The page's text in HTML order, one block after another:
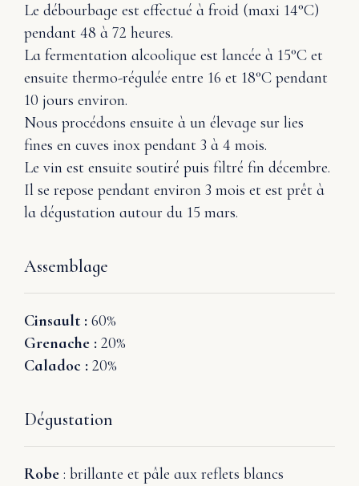
Le débourbage est effectué à froid (maxi 14°C)
pendant 48 à 72 heures.
La fermentation alcoolique est lancée à 15°C et
ensuite thermo-régulée entre 16 et 18°C pendant
10 jours environ.
Nous procédons ensuite à un élevage sur lies
fines en cuves inox pendant 3 à 4 mois.
Le vin est ensuite soutiré puis filtré fin décembre.
Il se repose pendant environ 3 mois et est prêt à
la dégustation autour du 15 mars.
Assemblage
Cinsault : 60%
Grenache : 20%
Caladoc : 20%
Dégustation
Robe : brillante et pâle aux reflets blancs